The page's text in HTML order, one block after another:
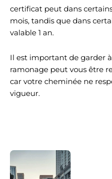
certificat peut dans
mois, tandis que dans
valable 1 an.
Il est important de garder
ramonage peut vous être
car votre cheminée ne
vigueur.